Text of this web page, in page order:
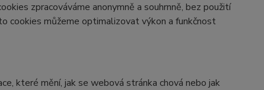
zpracováváme anonymně a souhrnně, bez použití
cookies můžeme optimalizovat výkon a funkčnost
které mění, jak se webová stránka chová nebo jak